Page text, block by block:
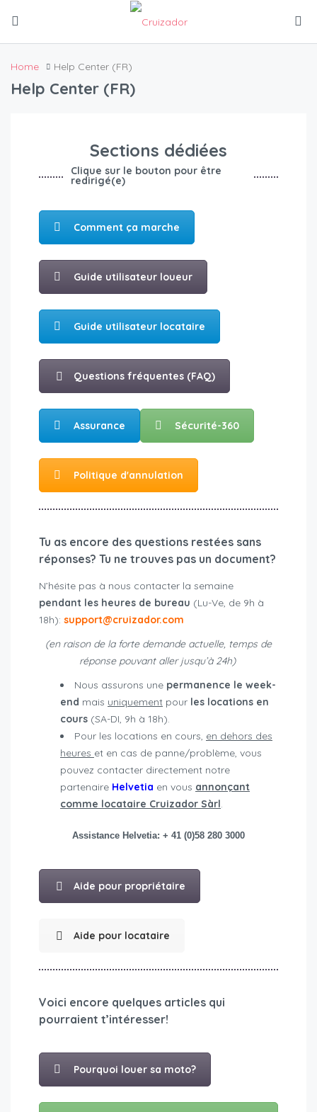
Home Help Center (FR)
Help Center (FR)
Sections dédiées
Clique sur le bouton pour être
redirigé(e)
Comment ça marche
Guide utilisateur loueur
Guide utilisateur locataire
Questions fréquentes (FAQ)
Assurance Sécurité-360
Politique d'annulation
Tu as encore des questions restées sans
réponses? Tu ne trouves pas un document?
N’hésite pas à nous contacter la semaine
pendant les heures de bureau (Lu-Ve, de 9h à
18h): support@cruizador.com
(en raison de la forte demande actuelle, temps de
réponse pouvant aller jusqu’à 24h)
Nous assurons une permanence le week-
end mais uniquement pour les locations en
cours (SA-DI, 9h à 18h).
Pour les locations en cours, en dehors des
heures et en cas de panne/problème, vous
pouvez contacter directement notre
partenaire Helvetia en vous annonçant
comme locataire Cruizador Sàrl.
Assistance Helvetia: + 41 (0)58 280 3000
Aide pour propriétaire
Aide pour locataire
Voici encore quelques articles qui
pourraient t’intéresser!
Pourquoi louer sa moto?